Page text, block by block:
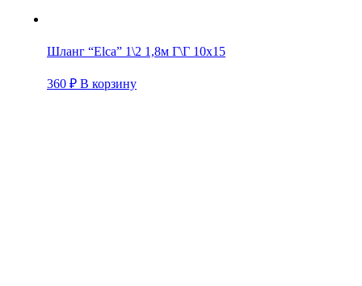
Шланг “Elca” 1\2 1,8м Г\Г 10х15
360 ₽ В корзину